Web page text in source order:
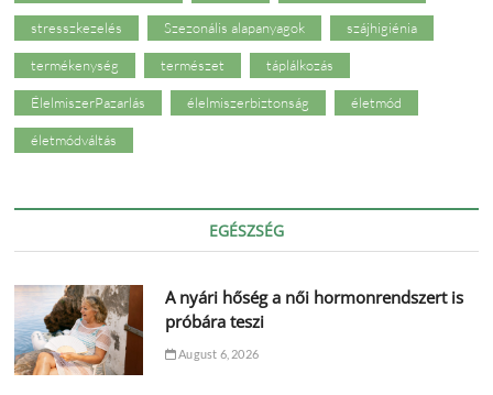
stresszkezelés Szezonális alapanyagok szájhigiénia
termékenység természet táplálkozás
ÉlelmiszerPazarlás élelmiszerbiztonság életmód
életmódváltás
EGÉSZSÉG
A nyári hőség a női hormonrendszert is
próbára teszi
August 6, 2026